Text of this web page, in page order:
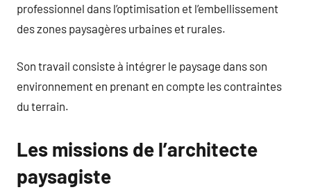
professionnel dans l’optimisation et l’embellissement
des zones paysagères urbaines et rurales.
Son travail consiste à intégrer le paysage dans son
environnement en prenant en compte les contraintes
du terrain.
Les missions de l’architecte
paysagiste